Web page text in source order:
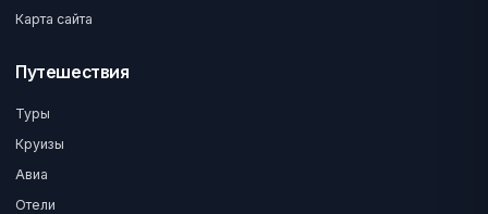
Карта сайта
Путешествия
Туры
Круизы
Авиа
Отели